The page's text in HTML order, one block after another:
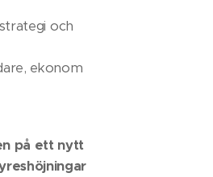
och
ekonom
på ett nytt